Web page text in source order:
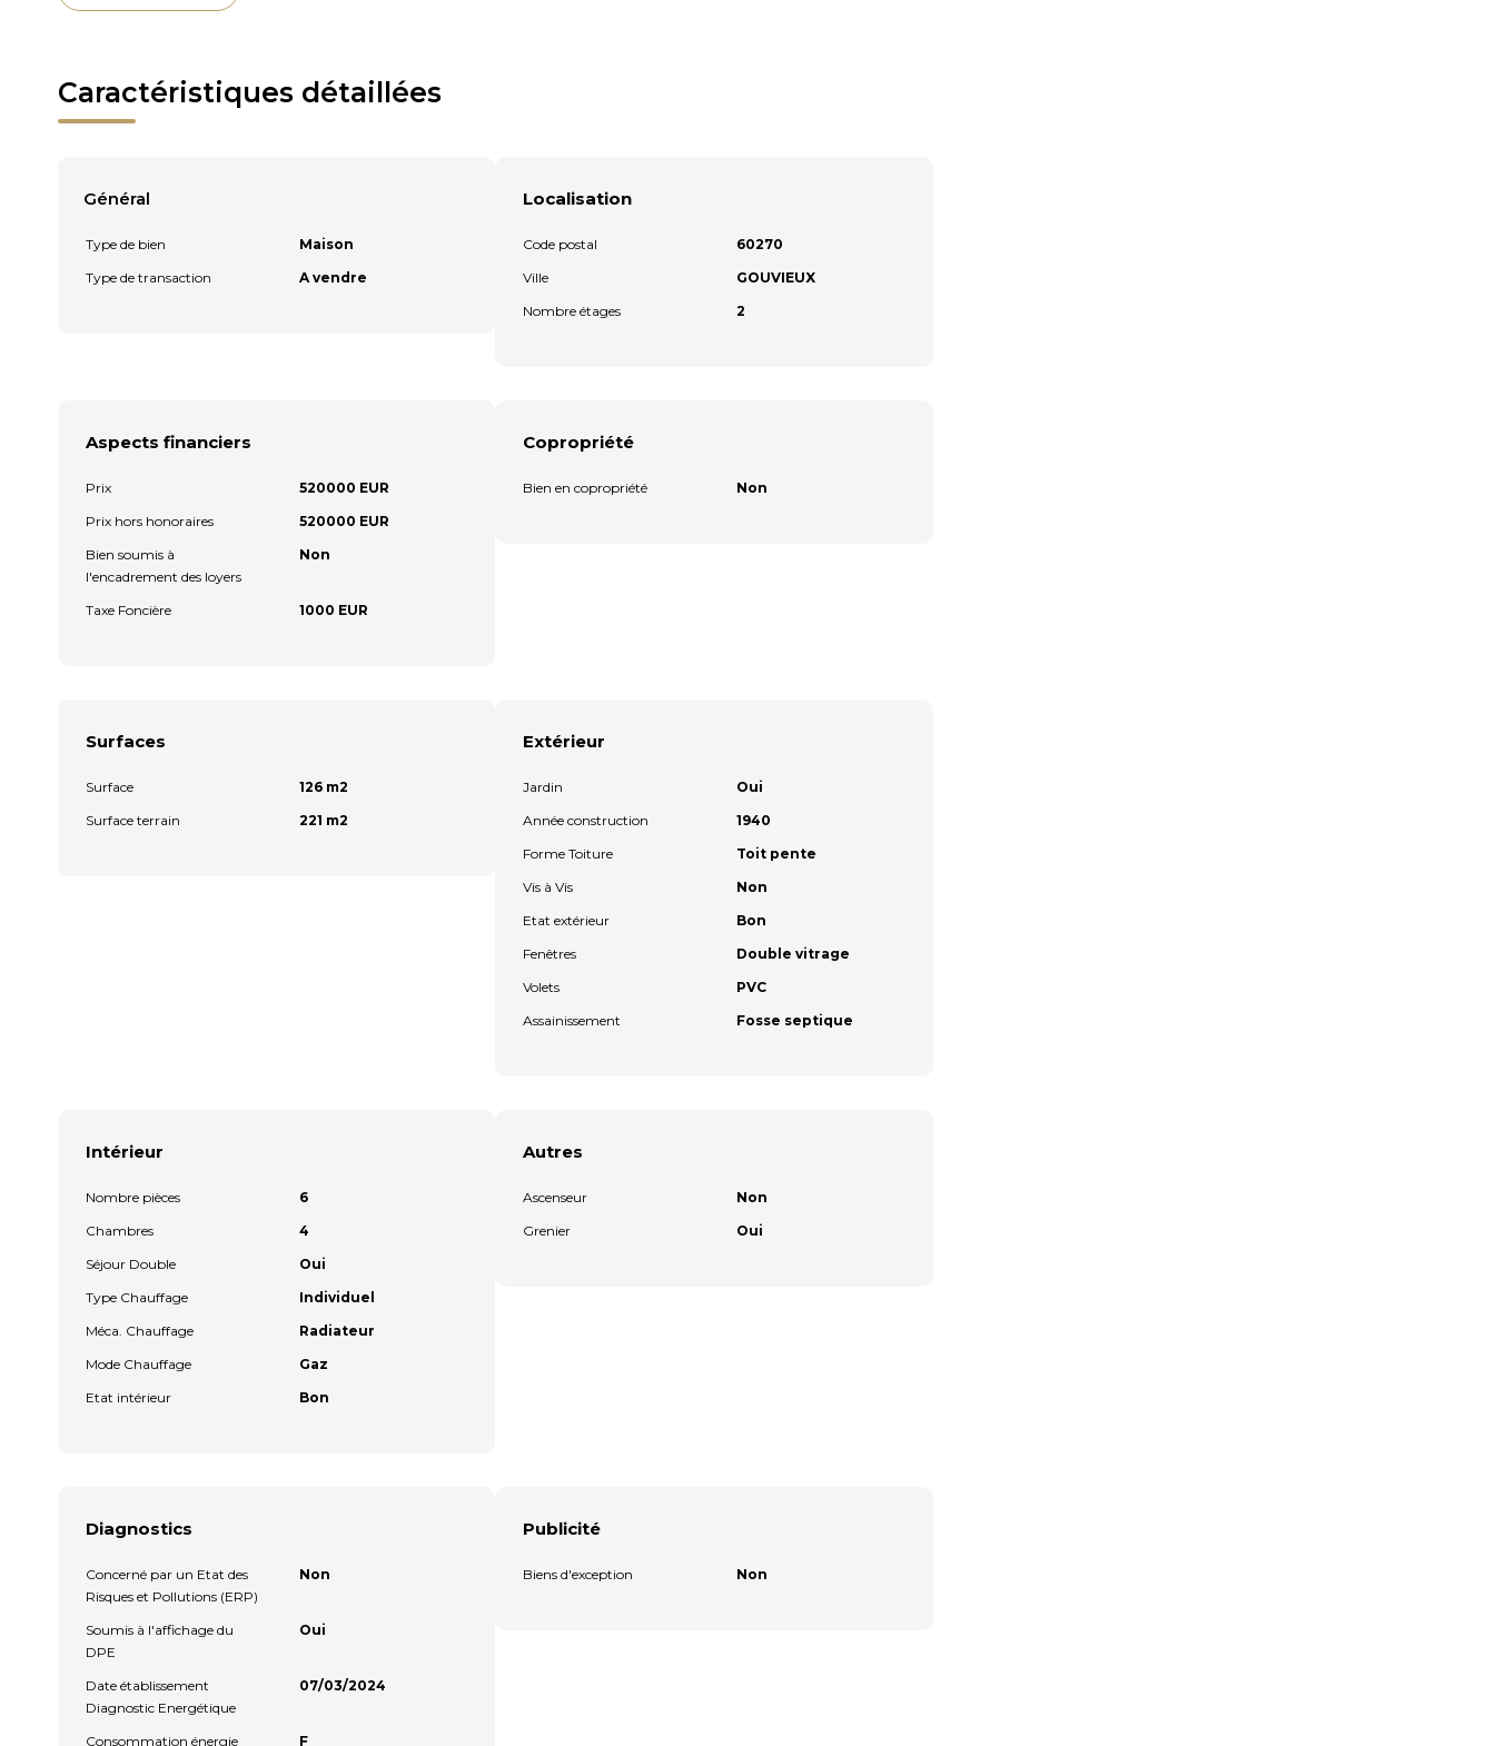
Caractéristiques détaillées
Général
Type de bien
Maison
Type de transaction
A vendre
Localisation
Code postal
60270
Ville
GOUVIEUX
Nombre étages
2
Aspects financiers
Prix
520000 EUR
Prix hors honoraires
520000 EUR
Bien soumis à
l'encadrement des loyers
Non
Taxe Foncière 1000 EUR
Copropriété
Bien en copropriété Non
Surfaces
Surface
126 m2
Surface terrain
221 m2
Extérieur
Jardin
Oui
Année construction
1940
Forme Toiture
Toit pente
Vis à Vis
Non
Etat extérieur
Bon
Fenêtres
Double vitrage
Volets
PVC
Assainissement
Fosse septique
Intérieur
Nombre pièces
6
Chambres
4
Séjour Double
Oui
Type Chauffage
Individuel
Méca. Chauffage
Radiateur
Mode Chauffage
Gaz
Etat intérieur
Bon
Autres
Ascenseur
Non
Grenier
Oui
Diagnostics
Concerné par un Etat des
Risques et Pollutions (ERP)
Non
Soumis à l'affichage du
DPE
Oui
Date établissement
Diagnostic Energétique
07/03/2024
Consommation énergie F
Publicité
Biens d'exception Non